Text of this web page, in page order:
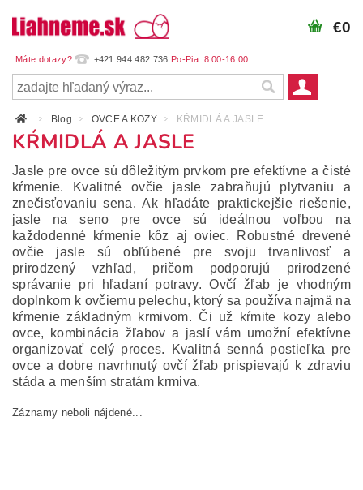
+421 944 482 736
€0
Blog OVCE A KOZY KŔMIDLÁ A JASLE
KŔMIDLÁ A JASLE
Jasle pre ovce sú dôležitým prvkom pre efektívne a čisté
kŕmenie. Kvalitné ovčie jasle zabraňujú plytvaniu a
znečisťovaniu sena. Ak hľadáte praktickejšie riešenie,
jasle na seno pre ovce sú ideálnou voľbou na
každodenné kŕmenie kôz aj oviec. Robustné drevené
ovčie jasle sú obľúbené pre svoju trvanlivosť a
prirodzený vzhľad, pričom podporujú prirodzené
správanie pri hľadaní potravy. Ovčí žľab je vhodným
doplnkom k ovčiemu pelechu, ktorý sa používa najmä na
kŕmenie základným krmivom. Či už kŕmite kozy alebo
ovce, kombinácia žľabov a jaslí vám umožní efektívne
organizovať celý proces. Kvalitná senná postieľka pre
ovce a dobre navrhnutý ovčí žľab prispievajú k zdraviu
stáda a menším stratám krmiva.
Záznamy neboli nájdené...